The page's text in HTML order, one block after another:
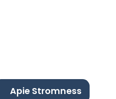
Apie Stromness